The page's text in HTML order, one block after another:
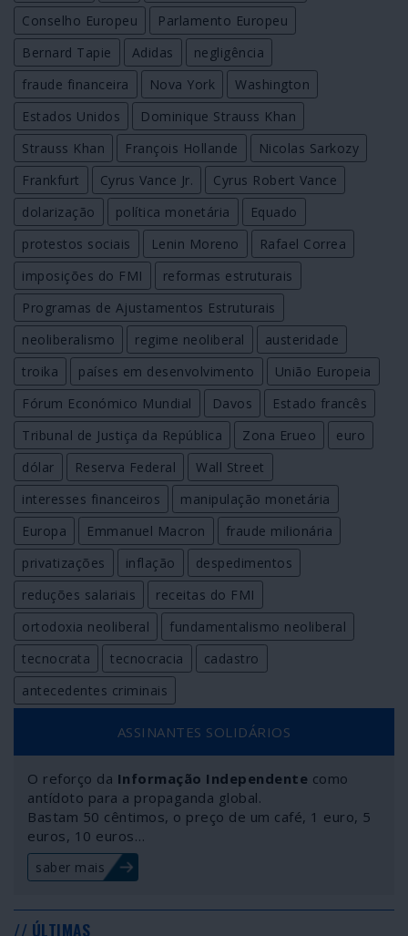
Conselho Europeu
Parlamento Europeu
Bernard Tapie
Adidas
negligência
fraude financeira
Nova York
Washington
Estados Unidos
Dominique Strauss Khan
Strauss Khan
François Hollande
Nicolas Sarkozy
Frankfurt
Cyrus Vance Jr.
Cyrus Robert Vance
dolarização
política monetária
Equado
protestos sociais
Lenin Moreno
Rafael Correa
imposições do FMI
reformas estruturais
Programas de Ajustamentos Estruturais
neoliberalismo
regime neoliberal
austeridade
troika
países em desenvolvimento
União Europeia
Fórum Económico Mundial
Davos
Estado francês
Tribunal de Justiça da República
Zona Erueo
euro
dólar
Reserva Federal
Wall Street
interesses financeiros
manipulação monetária
Europa
Emmanuel Macron
fraude milionária
privatizações
inflação
despedimentos
reduções salariais
receitas do FMI
ortodoxia neoliberal
fundamentalismo neoliberal
tecnocrata
tecnocracia
cadastro
antecedentes criminais
ASSINANTES SOLIDÁRIOS
O reforço da Informação Independente como
antídoto para a propaganda global.
Bastam 50 cêntimos, o preço de um café, 1 euro, 5
euros, 10 euros…
saber mais
// ÚLTIMAS